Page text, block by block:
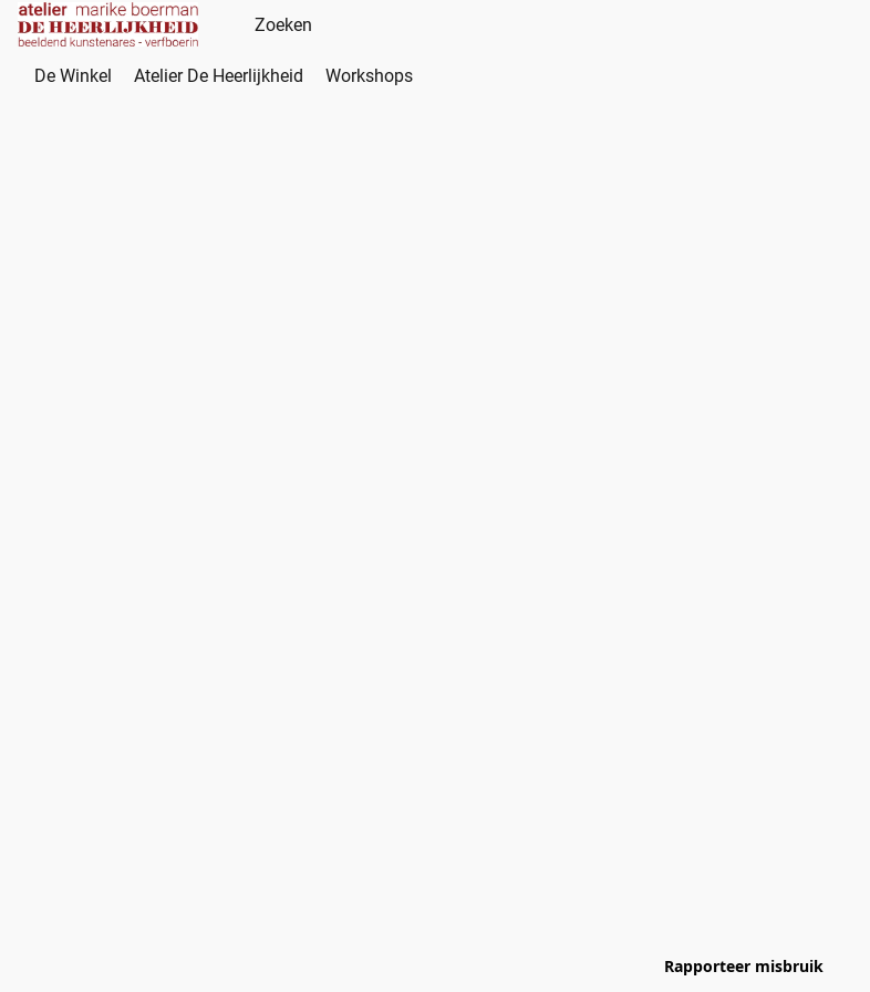
De Winkel Atelier De Heerlijkheid Workshops
Rapporteer misbruik